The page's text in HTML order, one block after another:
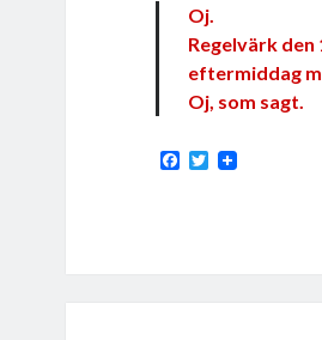
Oj.
Regelvärk
eftermiddag
Oj, som sagt.
F
T